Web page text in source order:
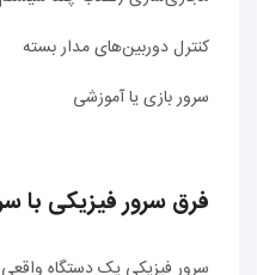
کنترل دوربین‌های مدار بسته
سرور بازی یا آموزشی
فرق سرور فیزیکی با
سرور فیزیکی یک دستگاه